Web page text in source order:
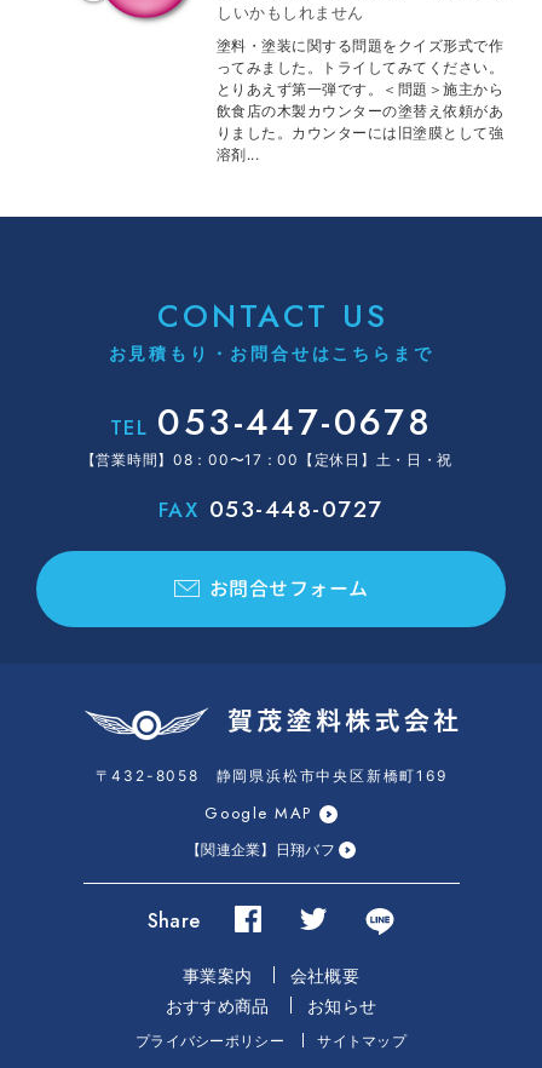
しいかもしれません
塗料・塗装に関する問題をクイズ形式で作
ってみました。トライしてみてください。
とりあえず第一弾です。＜問題＞施主から
飲食店の木製カウンターの塗替え依頼があ
りました。カウンターには旧塗膜として強
溶剤...
CONTACT US
お見積もり・お問合せはこちらまで
TEL 053-447-0678
【営業時間】08：00〜17：00【定休日】土・日・祝
FAX 053-448-0727
お問合せフォーム
〒432-8058 静岡県浜松市中央区新橋町169
Google MAP
【関連企業】日翔バフ
Share
事業案内
会社概要
おすすめ商品
お知らせ
プライバシーポリシー サイトマップ